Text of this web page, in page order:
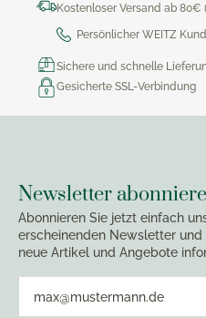
Kostenloser Versand ab 80€
Persönlicher WEITZ
Sichere und schnelle
Gesicherte SSL-Verbindung
Newsletter
Abonnieren Sie jetzt einfach
erscheinenden Newsletter
neue Artikel und Angebote